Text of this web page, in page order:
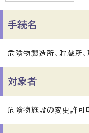
手続名
危険物製造所、貯蔵所
対象者
危険物施設の変更許可